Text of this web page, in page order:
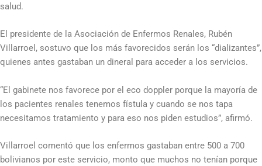
salud.
El presidente de la Asociación de Enfermos Renales, Rubén
Villarroel, sostuvo que los más favorecidos serán los “dializantes”,
quienes antes gastaban un dineral para acceder a los servicios.
“El gabinete nos favorece por el eco doppler porque la mayoría de
los pacientes renales tenemos fístula y cuando se nos tapa
necesitamos tratamiento y para eso nos piden estudios”, afirmó.
Villarroel comentó que los enfermos gastaban entre 500 a 700
bolivianos por este servicio, monto que muchos no tenían porque